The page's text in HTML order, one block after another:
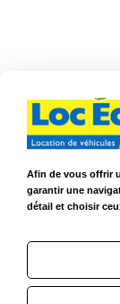
Afin de vous offrir
garantir une
détail et choisir